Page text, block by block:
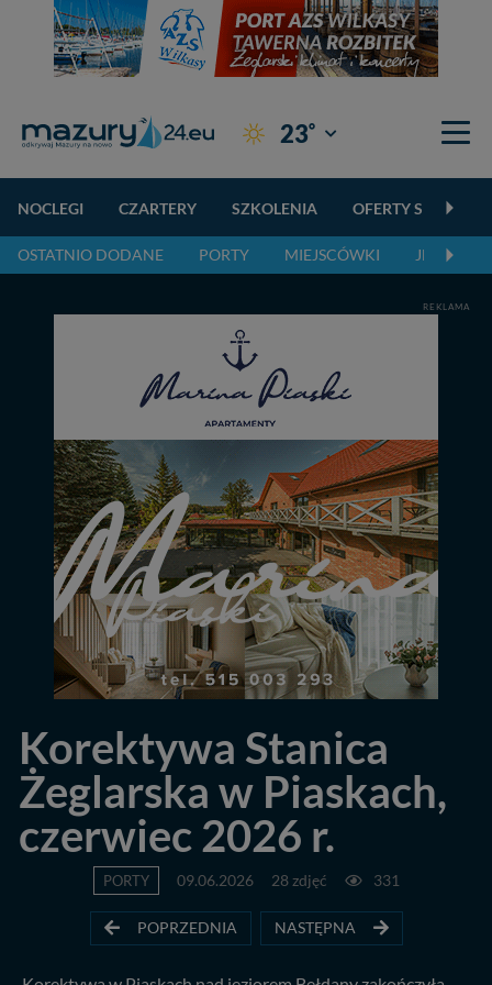
23° Giżycko
NOCLEGI CZARTERY SZKOLENIA OFERTY
OSTATNIO DODANE PORTY MIEJSCÓWKI JEZIORA,
REKLAMA
Korektywa Stanica
Żeglarska w Piaskach,
czerwiec 2026 r.
PORTY 09.06.2026 28 zdjęć 331
POPRZEDNIA NASTĘPNA